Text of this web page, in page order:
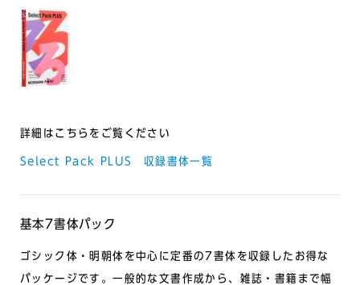
詳細はこちらをご覧ください
Select Pack PLUS 収録書体一覧
基本7書体パック
ゴシック体・明朝体を中心に定番の7書体を収録したお得な
パッケージです。一般的な文書作成から、雑誌・書籍まで幅